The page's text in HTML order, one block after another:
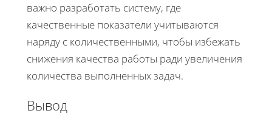
важно разработать систему, где
качественные показатели учитываются
наряду с количественными, чтобы избежать
снижения качества работы ради увеличения
количества выполненных задач.
Вывод